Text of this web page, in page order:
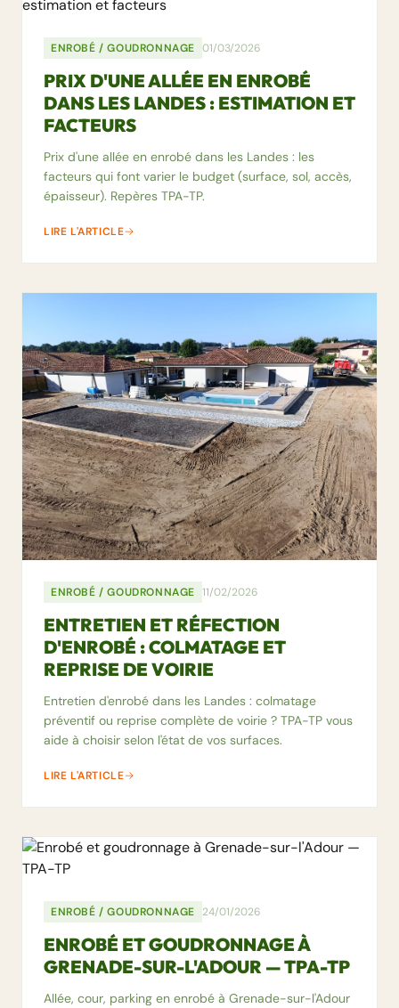
ENROBÉ / GOUDRONNAGE 01/03/2026
PRIX D'UNE ALLÉE EN ENROBÉ
DANS LES LANDES : ESTIMATION ET
FACTEURS
Prix d'une allée en enrobé dans les Landes : les
facteurs qui font varier le budget (surface, sol, accès,
épaisseur). Repères TPA-TP.
LIRE L'ARTICLE
ENROBÉ / GOUDRONNAGE 11/02/2026
ENTRETIEN ET RÉFECTION
D'ENROBÉ : COLMATAGE ET
REPRISE DE VOIRIE
Entretien d'enrobé dans les Landes : colmatage
préventif ou reprise complète de voirie ? TPA-TP vous
aide à choisir selon l'état de vos surfaces.
LIRE L'ARTICLE
ENROBÉ / GOUDRONNAGE 24/01/2026
ENROBÉ ET GOUDRONNAGE À
GRENADE-SUR-L'ADOUR — TPA-TP
Allée, cour, parking en enrobé à Grenade-sur-l'Adour